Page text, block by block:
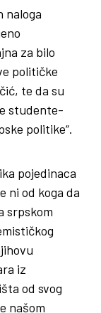
naloga
za bilo
političke
te da su
studente-
politike“.
pojedinaca
ni od koga da
srpskom
iz
od svog
našom